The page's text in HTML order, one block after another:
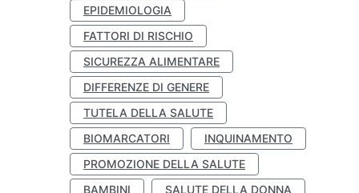
EPIDEMIOLOGIA
FATTORI DI RISCHIO
SICUREZZA ALIMENTARE
DIFFERENZE DI GENERE
TUTELA DELLA SALUTE
BIOMARCATORI
INQUINAMENTO
PROMOZIONE DELLA SALUTE
BAMBINI
SALUTE DELLA DONNA